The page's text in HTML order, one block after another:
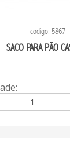
codigo: 5867
SACO PARA PÃO